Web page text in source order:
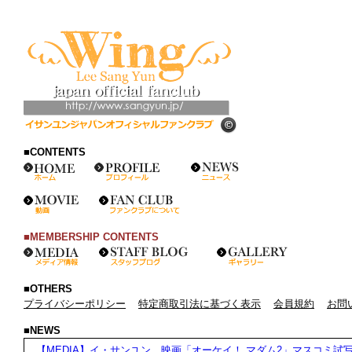
■CONTENTS
■MEMBERSHIP CONTENTS
■OTHERS
プライバシーポリシー
特定商取引法に基づく表示 会員規約 お問
■NEWS